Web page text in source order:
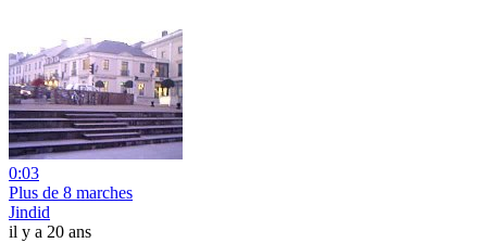
0:03
Plus de 8 marches
Jindid
il y a 20 ans